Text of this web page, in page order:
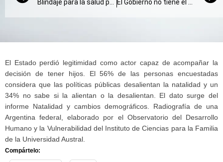
El Estado perdió legitimidad como actor capaz de acompañar la
decisión de tener hijos. El 56% de las personas encuestadas
considera que las políticas públicas desalientan la natalidad y un
34% no sabe si la alientan o la desalientan. El dato surge del
informe Natalidad y cambios demográficos. Radiografía de una
Argentina federal, elaborado por el Observatorio del Desarrollo
Humano y la Vulnerabilidad del Instituto de Ciencias para la Familia
de la Universidad Austral.
Compártelo: